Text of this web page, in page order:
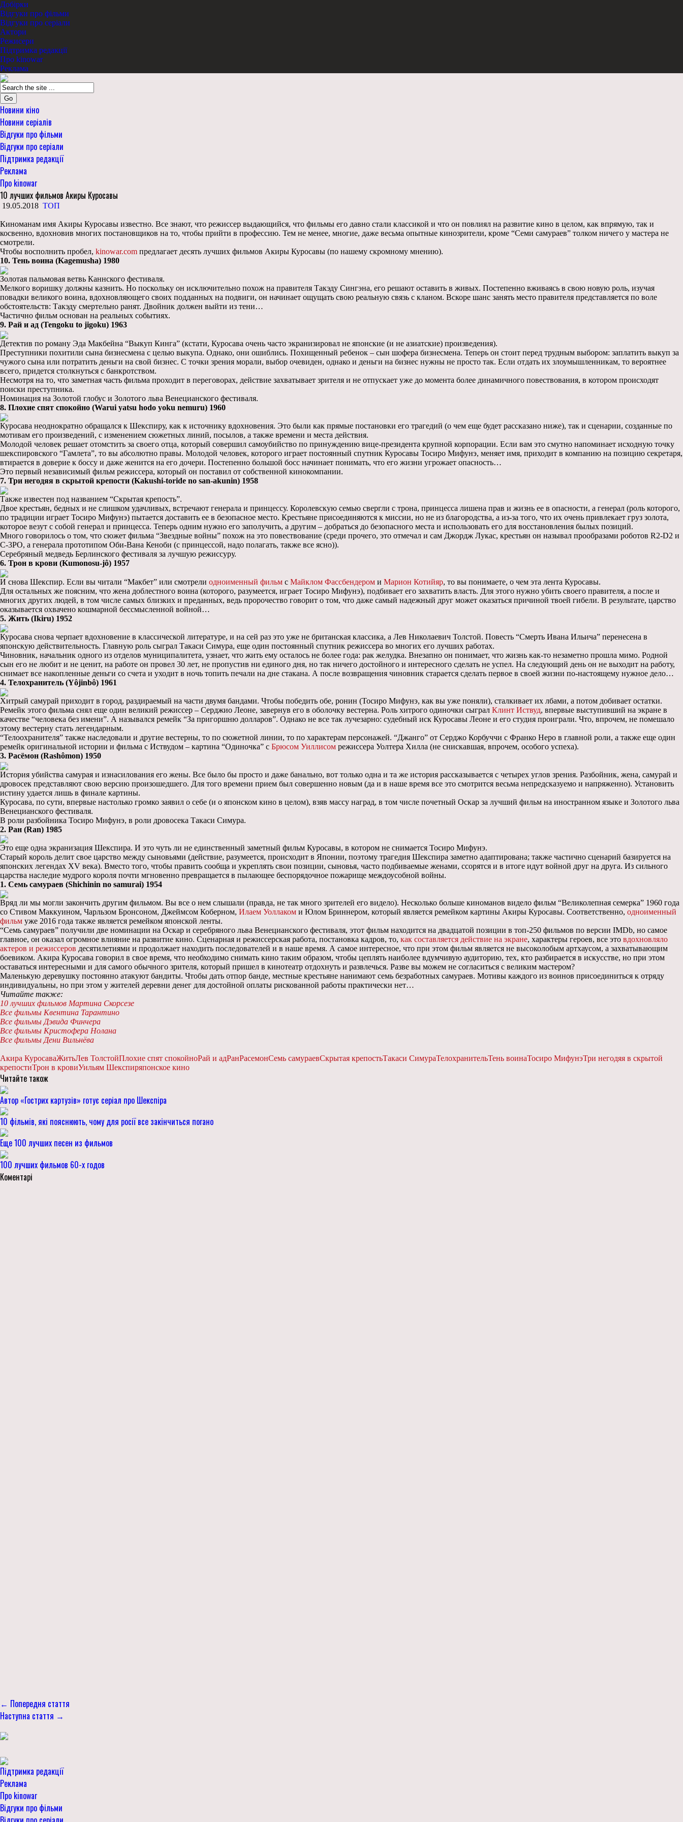
Добірки
Відгуки про фільми
Відгуки про серіали
Актори
Режисери
Підтримка редакції
Про kinowar
Реклама
Go
Новини кіно
Новини серіалів
Відгуки про фільми
Відгуки про серіали
Підтримка редакції
Реклама
Про kinowar
10 лучших фильмов Акиры Куросавы
19.05.2018 ТОП
Киноманам имя Акиры Куросавы известно. Все знают, что режиссер выдающийся, что фильмы его давно стали классикой и что он повлиял на развитие кино в целом, как впрямую, так и
косвенно, вдохновив многих постановщиков на то, чтобы прийти в профессию. Тем не менее, многие, даже весьма опытные кинозрители, кроме “Семи самураев” толком ничего у мастера не
смотрели.
Чтобы восполнить пробел, kinowar.com предлагает десять лучших фильмов Акиры Куросавы (по нашему скромному мнению).
10. Тень воина (Kagemusha) 1980
Золотая пальмовая ветвь Каннского фестиваля.
Мелкого воришку должны казнить. Но поскольку он исключительно похож на правителя Такэду Сингэна, его решают оставить в живых. Постепенно вживаясь в свою новую роль, изучая
повадки великого воина, вдохновляющего своих подданных на подвиги, он начинает ощущать свою реальную связь с кланом. Вскоре шанс занять место правителя представляется по воле
обстоятельств: Такэду смертельно ранят. Двойник должен выйти из тени…
Частично фильм основан на реальных событиях.
9. Рай и ад (Tengoku to jigoku) 1963
Детектив по роману Эда Макбейна “Выкуп Кинга” (кстати, Куросава очень часто экранизировал не японские (и не азиатские) произведения).
Преступники похитили сына бизнесмена с целью выкупа. Однако, они ошиблись. Похищенный ребенок – сын шофера бизнесмена. Теперь он стоит перед трудным выбором: заплатить выкуп за
чужого сына или потратить деньги на свой бизнес. С точки зрения морали, выбор очевиден, однако и деньги на бизнес нужны не просто так. Если отдать их злоумышленникам, то вероятнее
всего, придется столкнуться с банкротством.
Несмотря на то, что заметная часть фильма проходит в переговорах, действие захватывает зрителя и не отпускает уже до момента более динамичного повествования, в котором происходят
поиски преступника.
Номинация на Золотой глобус и Золотого льва Венецианского фестиваля.
8. Плохие спят спокойно (Warui yatsu hodo yoku nemuru) 1960
Куросава неоднократно обращался к Шекспиру, как к источнику вдохновения. Это были как прямые постановки его трагедий (о чем еще будет рассказано ниже), так и сценарии, созданные по
мотивам его произведений, с изменением сюжетных линий, посылов, а также времени и места действия.
Молодой человек решает отомстить за своего отца, который совершил самоубийство по принуждению вице-президента крупной корпорации. Если вам это смутно напоминает исходную точку
шекспировского “Гамлета”, то вы абсолютно правы. Молодой человек, которого играет постоянный спутник Куросавы Тосиро Мифунэ, меняет имя, приходит в компанию на позицию секретаря,
втирается в доверие к боссу и даже женится на его дочери. Постепенно большой босс начинает понимать, что его жизни угрожает опасность…
Это первый независимый фильм режиссера, который он поставил от собственной кинокомпании.
7. Три негодяя в скрытой крепости (Kakushi-toride no san-akunin) 1958
Также известен под названием “Скрытая крепость”.
Двое крестьян, бедных и не слишком удачливых, встречают генерала и принцессу. Королевскую семью свергли с трона, принцесса лишена прав и жизнь ее в опасности, а генерал (роль которого,
по традиции играет Тосиро Мифунэ) пытается доставить ее в безопасное место. Крестьяне присоединяются к миссии, но не из благородства, а из-за того, что их очень привлекает груз золота,
которое везут с собой генерал и принцесса. Теперь одним нужно его заполучить, а другим – добраться до безопасного места и использовать его для восстановления былых позиций.
Много говорилось о том, что сюжет фильма “Звездные войны” похож на это повествование (среди прочего, это отмечал и сам Джордж Лукас, крестьян он называл прообразами роботов R2-D2 и
C-3PO, а генерала прототипом Оби-Вана Кеноби (с принцессой, надо полагать, также все ясно)).
Серебряный медведь Берлинского фестиваля за лучшую режиссуру.
6. Трон в крови (Kumonosu-jô) 1957
И снова Шекспир. Если вы читали “Макбет” или смотрели одноименный фильм с Майклом Фассбендером и Марион Котийяр, то вы понимаете, о чем эта лента Куросавы.
Для остальных же поясним, что жена доблестного воина (которого, разумеется, играет Тосиро Мифунэ), подбивает его захватить власть. Для этого нужно убить своего правителя, а после и
многих других людей, в том числе самых близких и преданных, ведь пророчество говорит о том, что даже самый надежный друг может оказаться причиной твоей гибели. В результате, царство
оказывается охвачено кошмарной бессмысленной войной…
5. Жить (Ikiru) 1952
Куросава снова черпает вдохновение в классической литературе, и на сей раз это уже не британская классика, а Лев Николаевич Толстой. Повесть “Смерть Ивана Ильича” перенесена в
японскую действительность. Главную роль сыграл Такаси Симура, еще один постоянный спутник режиссера во многих его лучших работах.
Чиновник, начальник одного из отделов муниципалитета, узнает, что жить ему осталось не более года: рак желудка. Внезапно он понимает, что жизнь как-то незаметно прошла мимо. Родной
сын его не любит и не ценит, на работе он провел 30 лет, не пропустив ни единого дня, но так ничего достойного и интересного сделать не успел. На следующий день он не выходит на работу,
снимает все накопленные деньги со счета и уходит в ночь топить печали на дне стакана. А после возвращения чиновник старается сделать первое в своей жизни по-настоящему нужное дело…
4. Телохранитель (Yôjinbô) 1961
Хитрый самурай приходит в город, раздираемый на части двумя бандами. Чтобы победить обе, ронин (Тосиро Мифунэ, как вы уже поняли), сталкивает их лбами, а потом добивает остатки.
Ремейк этого фильма снял еще один великий режиссер – Серджио Леоне, завернув его в оболочку вестерна. Роль хитрого одиночки сыграл Клинт Иствуд, впервые выступивший на экране в
качестве “человека без имени”. А назывался ремейк “За пригоршню долларов”. Однако не все так лучезарно: судебный иск Куросавы Леоне и его студия проиграли. Что, впрочем, не помешало
этому вестерну стать легендарным.
“Телоохранителя” также наследовали и другие вестерны, то по сюжетной линии, то по характерам персонажей. “Джанго” от Серджо Корбуччи с Франко Неро в главной роли, а также еще один
ремейк оригинальной истории и фильма с Иствудом – картина “Одиночка” с Брюсом Уиллисом режиссера Уолтера Хилла (не снискавшая, впрочем, особого успеха).
3. Расёмон (Rashômon) 1950
История убийства самурая и изнасилования его жены. Все было бы просто и даже банально, вот только одна и та же история рассказывается с четырех углов зрения. Разбойник, жена, самурай и
дровосек представляют свою версию произошедшего. Для того времени прием был совершенно новым (да и в наше время все это смотрится весьма непредсказуемо и напряженно). Установить
истину удается лишь в финале картины.
Куросава, по сути, впервые настолько громко заявил о себе (и о японском кино в целом), взяв массу наград, в том числе почетный Оскар за лучший фильм на иностранном языке и Золотого льва
Венецианского фестиваля.
В роли разбойника Тосиро Мифунэ, в роли дровосека Такаси Симура.
2. Ран (Ran) 1985
Это еще одна экранизация Шекспира. И это чуть ли не единственный заметный фильм Куросавы, в котором не снимается Тосиро Мифунэ.
Старый король делит свое царство между сыновьями (действие, разумеется, происходит в Японии, поэтому трагедия Шекспира заметно адаптирована; также частично сценарий базируется на
японских легендах XV века). Вместо того, чтобы править сообща и укреплять свои позиции, сыновья, часто подбиваемые женами, ссорятся и в итоге идут войной друг на друга. Из сильного
царства наследие мудрого короля почти мгновенно превращается в пылающее беспорядочное пожарище междоусобной войны.
1. Семь самураев (Shichinin no samurai) 1954
Вряд ли мы могли закончить другим фильмом. Вы все о нем слышали (правда, не так много зрителей его видело). Несколько больше киноманов видело фильм “Великолепная семерка” 1960 года
со Стивом Маккуином, Чарльзом Бронсоном, Джеймсом Коберном, Илаем Уоллаком и Юлом Бриннером, который является ремейком картины Акиры Куросавы. Соответственно, одноименный
фильм уже 2016 года также является ремейком японской ленты.
“Семь самураев” получили две номинации на Оскар и серебряного льва Венецианского фестиваля, этот фильм находится на двадцатой позиции в топ-250 фильмов по версии IMDb, но самое
главное, он оказал огромное влияние на развитие кино. Сценарная и режиссерская работа, постановка кадров, то, как составляется действие на экране, характеры героев, все это вдохновляло
актеров и режиссеров десятилетиями и продолжает находить последователей и в наше время. А самое интересное, что при этом фильм является не высоколобым артхаусом, а захватывающим
боевиком. Акира Куросава говорил в свое время, что необходимо снимать кино таким образом, чтобы цеплять наиболее вдумчивую аудиторию, тех, кто разбирается в искусстве, но при этом
оставаться интересными и для самого обычного зрителя, который пришел в кинотеатр отдохнуть и развлечься. Разве вы можем не согласиться с великим мастером?
Маленькую деревушку постоянно атакуют бандиты. Чтобы дать отпор банде, местные крестьяне нанимают семь безработных самураев. Мотивы каждого из воинов присоединиться к отряду
индивидуальны, но при этом у жителей деревни денег для достойной оплаты рискованной работы практически нет…
Читайте также:
10 лучших фильмов Мартина Скорсезе
Все фильмы Квентина Тарантино
Все фильмы Дэвида Финчера
Все фильмы Кристофера Нолана
Все фильмы Дени Вильнёва
Акира КуросаваЖитьЛев ТолстойПлохие спят спокойноРай и адРанРасемонСемь самураевСкрытая крепостьТакаси СимураТелохранительТень воинаТосиро МифунэТри негодяя в скрытой
крепостиТрон в кровиУильям Шекспиряпонское кино
Читайте також
Автор «Гострих картузів» готує серіал про Шекспіра
10 фільмів, які пояснюють, чому для росії все закінчиться погано
Еще 100 лучших песен из фильмов
100 лучших фильмов 60-х годов
Коментарі
← Попередня стаття
Наступна стаття →
Підтримка редакції
Реклама
Про kinowar
Відгуки про фільми